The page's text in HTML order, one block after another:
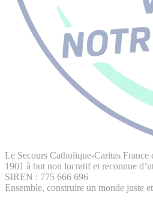
Le Secours Catholique-Caritas France
1901 à but non lucratif et reconnue
SIREN : 775 666 696
Ensemble, construire un monde juste